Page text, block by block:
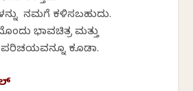
ನಮಗೆ ಕಳಿಸಬಹುದು.
ಭಾವಚಿತ್ರ ಮತ್ತು
ಪರಿಚಯವನ್ನೂ ಕೂಡಾ.